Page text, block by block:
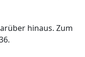
hinaus. Zum